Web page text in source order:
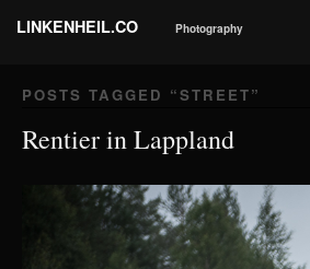
LINKENHEIL.CO Photography
POSTS TAGGED “STREET”
Rentier in Lappland